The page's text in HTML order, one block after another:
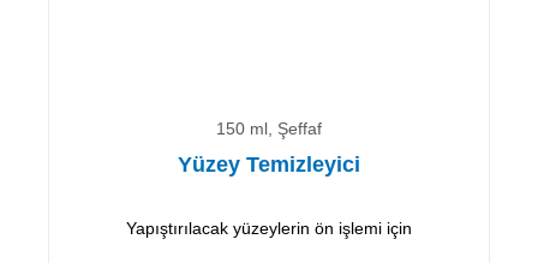
150 ml, Şeffaf
Yüzey Temizleyici
Yapıştırılacak yüzeylerin ön işlemi için